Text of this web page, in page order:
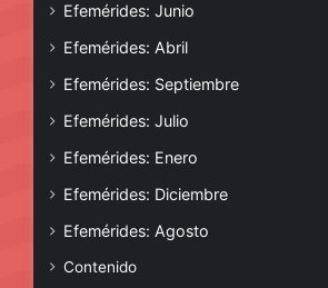
Efemérides: Junio
Efemérides: Abril
Efemérides: Septiembre
Efemérides: Julio
Efemérides: Enero
Efemérides: Diciembre
Efemérides: Agosto
Contenido